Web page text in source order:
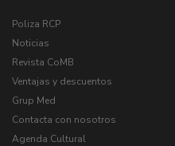
Poliza RCP
Noticias
Revista CoMB
Ventajas y descuentos
Grup Med
Contacta con nosotros
Agenda Cultural